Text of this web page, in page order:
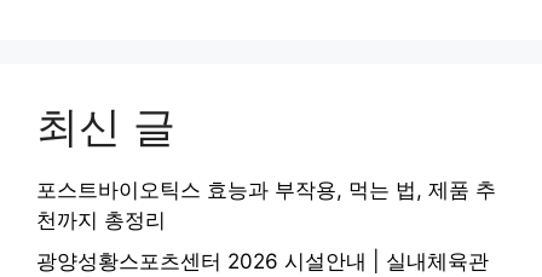
최신 글
포스트바이오틱스 효능과 부작용, 먹는 법, 제품 추
천까지 총정리
광양성황스포츠센터 2026 시설안내 | 실내체육관